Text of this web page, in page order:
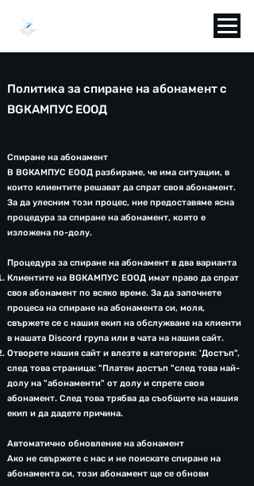
Политика за спиране на абонамент с
BGКАМПУС ЕООД
Спиране на абонамент
В BGКАМПУС ЕООД разбираме, че има ситуации, в
които клиентите решават да спрат своя абонамент.
За да улесним този процес, ние предоставяме ясна
процедура за спиране на абонамент, която е
изложена по-долу.
Процедура за спиране на абонамент в два варианта
Клиентите на BGКАМПУС ЕООД имат право да спрат
своя абонамент по всяко време. За да започнете
процеса на спиране на абонамента си, моля,
свържете се с нашия екип на обслужване на клиенти
в нашата Discord група или в чата на нашия сайт.
Отворете нашия сайт и влезте в категория: 'Достъп",
след това страница: "Платен достъп "след това най-
долу на "абонаменти" от долу и спрете своя
абонамент. След това трябва да съобщите на нашия
екип и да дадете причина.
Автоматично обновление на абонамент
Ако не свържете с нас и не поискате спиране на
абонамента си, този абонамент ще се обнови